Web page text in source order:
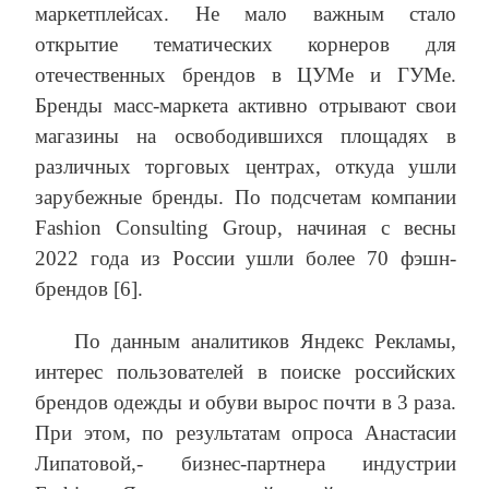
маркетплейсах. Не мало важным стало
открытие тематических корнеров для
отечественных брендов в ЦУМе и ГУМе.
Бренды масс-маркета активно отрывают свои
магазины на освободившихся площадях в
различных торговых центрах, откуда ушли
зарубежные бренды. По подсчетам компании
Fashion Consulting Group, начиная с весны
2022 года из России ушли более 70 фэшн-
брендов [6].
По данным аналитиков Яндекс Рекламы,
интерес пользователей в поиске российских
брендов одежды и обуви вырос почти в 3 раза.
При этом, по результатам опроса Анастасии
Липатовой,- бизнес-партнера индустрии